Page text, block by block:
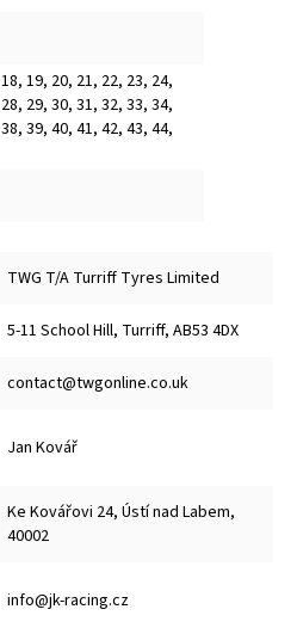
18, 19, 20, 21, 22, 23, 24,
28, 29, 30, 31, 32, 33, 34,
38, 39, 40, 41, 42, 43, 44,
TWG T/A Turriff Tyres Limited
5-11 School Hill, Turriff, AB53 4DX
contact@twgonline.co.uk
Jan Kovář
Ke Kovářovi 24, Ústí nad Labem,
40002
info@jk-racing.cz